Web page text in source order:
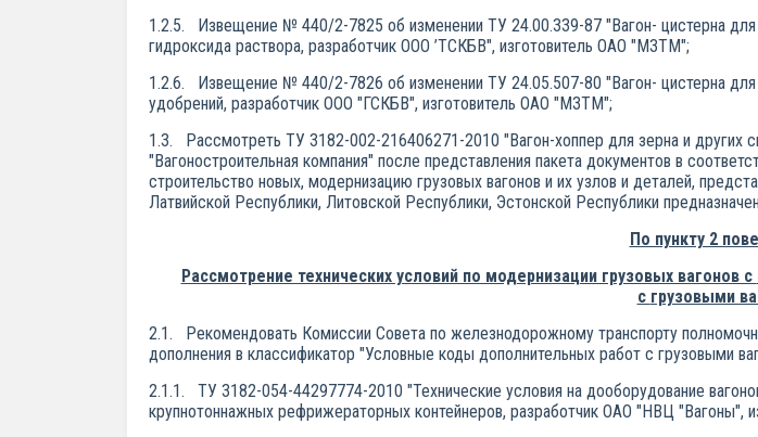
1.2.5. Извещение № 440/2-7825 об изменении ТУ 24.00.339-87 "Вагон- цистерна
гидроксида раствора, разработчик ООО ’ТСКБВ", изготовитель ОАО "МЗТМ";
1.2.6. Извещение № 440/2-7826 об изменении ТУ 24.05.507-80 "Вагон- цистерна
удобрений, разработчик ООО "ГСКБВ", изготовитель ОАО "МЗТМ";
1.3. Рассмотреть ТУ 3182-002-216406271-2010 "Вагон-хоппер для зерна и других
"Вагоностроительная компания" после представления пакета документов в
строительство новых, модернизацию грузовых вагонов и их узлов и деталей,
Латвийской Республики, Литовской Республики, Эстонской Республики
По пункту 2
Рассмотрение технических условий по модернизации грузовых вагонов с
с грузовыми
2.1. Рекомендовать Комиссии Совета по железнодорожному транспорту
дополнения в классификатор "Условные коды дополнительных работ с грузовыми
2.1.1. ТУ 3182-054-44297774-2010 "Технические условия на дооборудование
крупнотоннажных рефрижераторных контейнеров, разработчик ОАО "НВЦ "Вагоны",